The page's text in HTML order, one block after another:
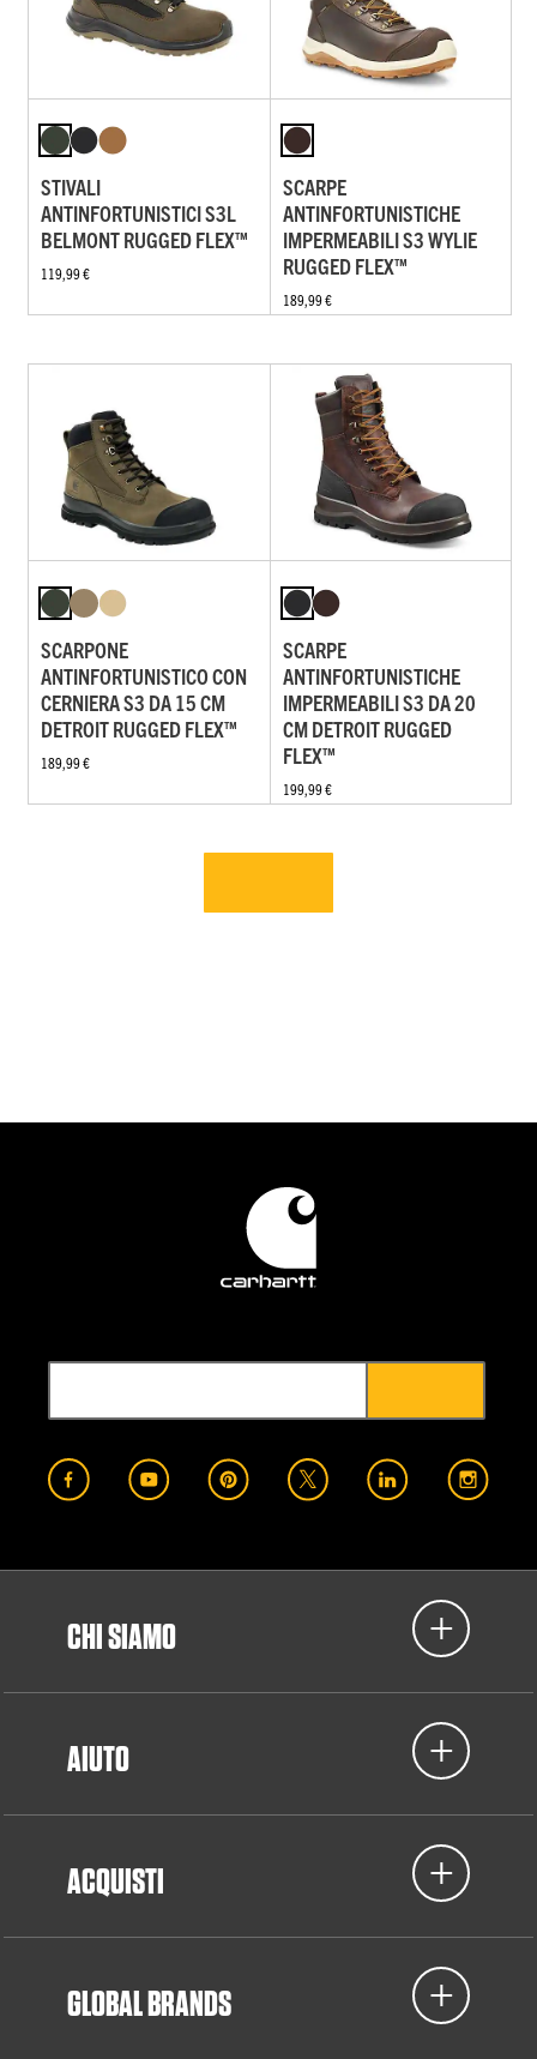
STIVALI
ANTINFORTUNISTICI S3L
BELMONT RUGGED FLEX™
119,99 €
SCARPE
ANTINFORTUNISTICHE
IMPERMEABILI S3 WYLIE
RUGGED FLEX™
189,99 €
SCARPONE
ANTINFORTUNISTICO CON
CERNIERA S3 DA 15 CM
DETROIT RUGGED FLEX™
189,99 €
SCARPE
ANTINFORTUNISTICHE
IMPERMEABILI S3 DA 20
CM DETROIT RUGGED
FLEX™
199,99 €
CHI SIAMO
AIUTO
ACQUISTI
GLOBAL BRANDS